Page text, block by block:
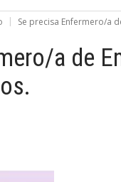
Se precisa Enfermero/a
a de